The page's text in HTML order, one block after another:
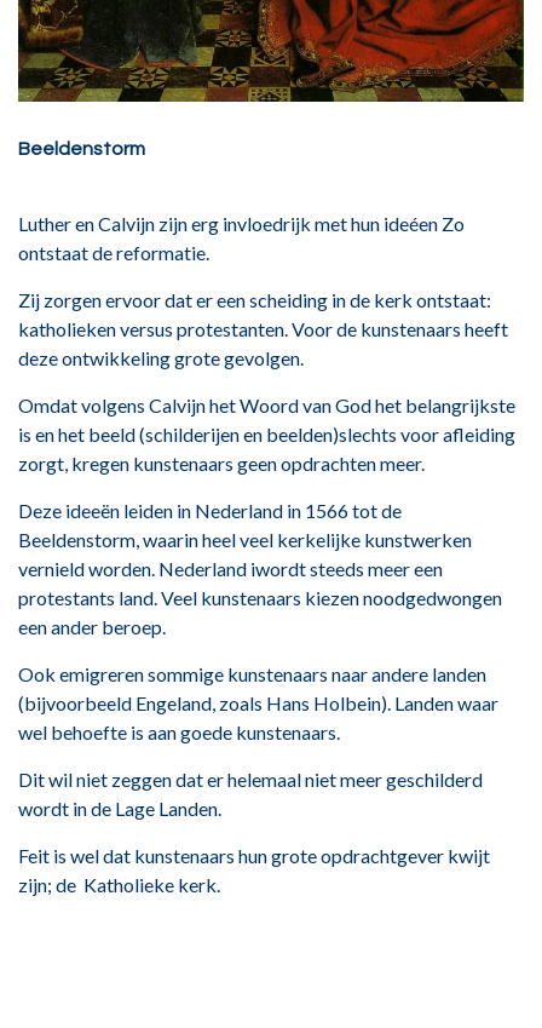
Beeldenstorm
Luther en Calvijn zijn erg invloedrijk met hun ideéen Zo
ontstaat de reformatie.
Zij zorgen ervoor dat er een scheiding in de kerk ontstaat:
katholieken versus protestanten. Voor de kunstenaars heeft
deze ontwikkeling grote gevolgen.
Omdat volgens Calvijn het Woord van God het belangrijkste
is en het beeld (schilderijen en beelden)slechts voor afleiding
zorgt, kregen kunstenaars geen opdrachten meer.
Deze ideeën leiden in Nederland in 1566 tot de
Beeldenstorm, waarin heel veel kerkelijke kunstwerken
vernield worden. Nederland iwordt steeds meer een
protestants land. Veel kunstenaars kiezen noodgedwongen
een ander beroep.
Ook emigreren sommige kunstenaars naar andere landen
(bijvoorbeeld Engeland, zoals Hans Holbein). Landen waar
wel behoefte is aan goede kunstenaars.
Dit wil niet zeggen dat er helemaal niet meer geschilderd
wordt in de Lage Landen.
Feit is wel dat kunstenaars hun grote opdrachtgever kwijt
zijn; de Katholieke kerk.